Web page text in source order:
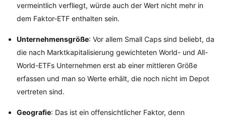
vermeintlich verfliegt, würde auch der Wert nicht mehr in
dem Faktor-ETF enthalten sein.
Unternehmensgröße: Vor allem Small Caps sind beliebt, da
die nach Marktkapitalisierung gewichteten World- und All-
World-ETFs Unternehmen erst ab einer mittleren Größe
erfassen und man so Werte erhält, die noch nicht im Depot
vertreten sind.
Geografie: Das ist ein offensichtlicher Faktor, denn